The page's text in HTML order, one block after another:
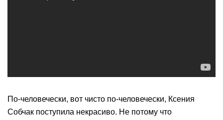
По-человечески, вот чисто по-человечески, Ксения
Собчак поступила некрасиво. Не потому что